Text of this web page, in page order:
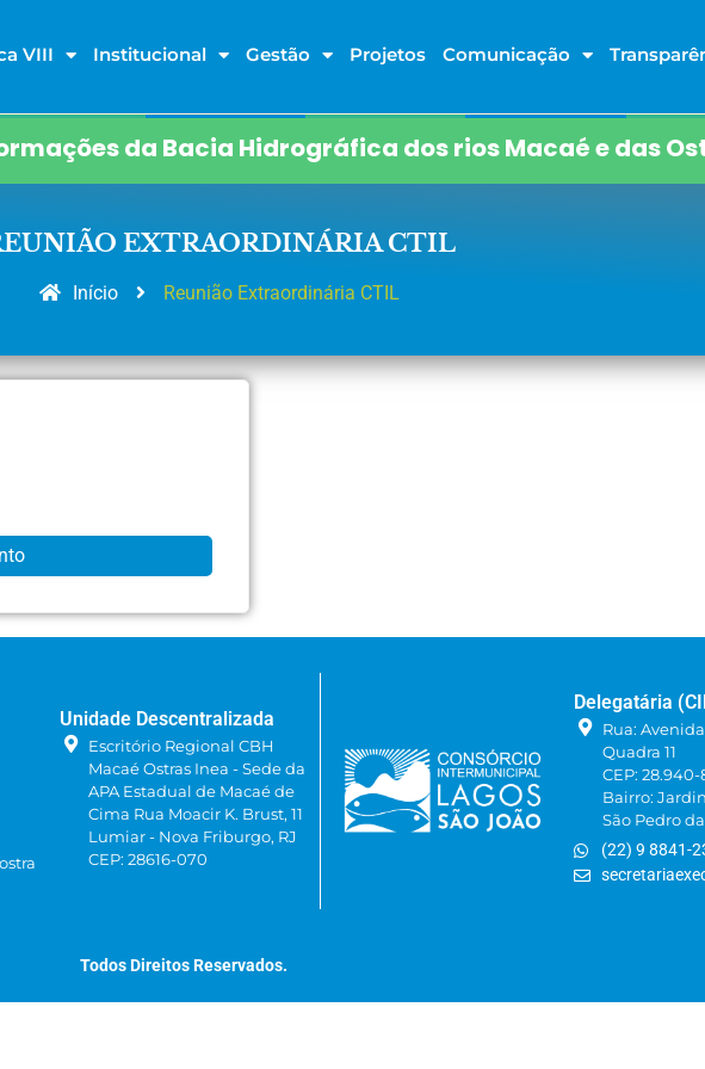
VIII Institucional Gestão Projetos Comunicação
da Bacia Hidrográfica dos rios Macaé e das
EXTRAORDINÁRIA CTIL
Início Reunião Extraordinária CTIL
Unidade Descentralizada
Escritório Regional CBH
Macaé Ostras Inea - Sede da
APA Estadual de Macaé de
Cima Rua Moacir K. Brust, 11
Lumiar - Nova Friburgo, RJ
CEP: 28616-070
Delegatária
Rua:
Quadra 11
CEP:
Bairro:
São Pedro
(22) 9 8841-
Todos Direitos Reservados.